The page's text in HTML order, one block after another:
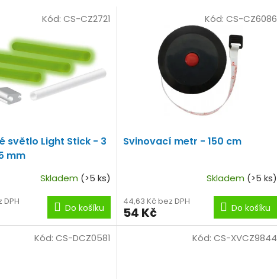
světlo Light Stick - 3
mm
Skladem (>5 ks)
DPH
Do košíku
Kód: CS-CZ2721
Svinovací metr - 150 cm
Skladem (>5 ks)
44,63 Kč bez DPH
54 Kč Do košíku
Kód: CS-CZ6086
Kód: CS-DCZ0581 Kód: CS-XVCZ9844